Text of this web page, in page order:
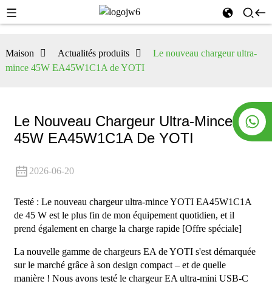
Maison Actualités produits
Le nouveau chargeur ultra-
mince 45W EA45W1C1A de YOTI
Le Nouveau Chargeur Ultra-Mince
45W EA45W1C1A De YOTI
2026-06-20
Testé : Le nouveau chargeur ultra-mince YOTI EA45W1C1A
de 45 W est le plus fin de mon équipement quotidien, et il
prend également en charge la charge rapide [Offre spéciale]
La nouvelle gamme de chargeurs EA de YOTI s'est démarquée
sur le marché grâce à son design compact – et de quelle
manière ! Nous avons testé le chargeur EA ultra-mini USB-C